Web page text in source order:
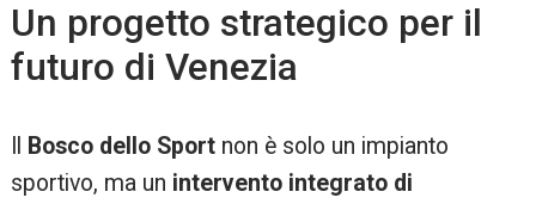
Un progetto strategico per il
futuro di Venezia
Bosco dello Sport non è solo un impianto
sportivo, ma un intervento integrato di